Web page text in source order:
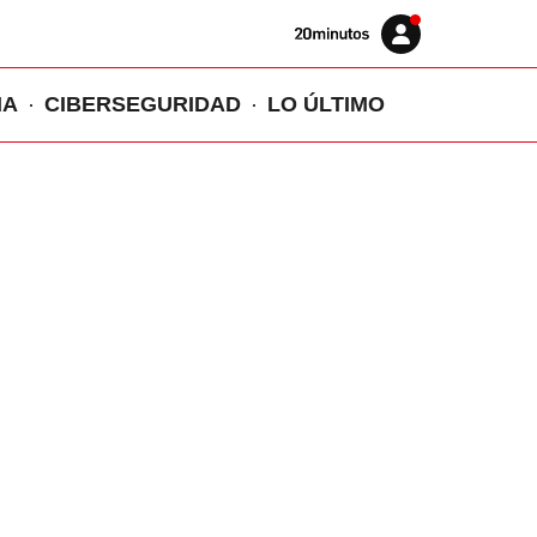
Volver
Iniciar
sesión
CIBERSEGURIDAD LO ÚLTIMO